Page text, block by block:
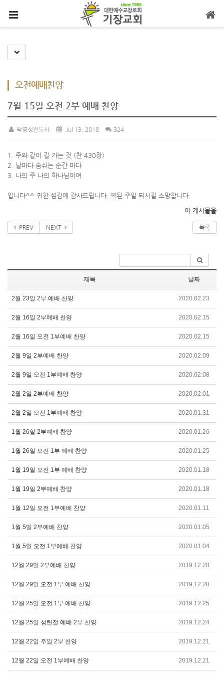
Toggle Dropdown
오전예배찬양
7월 15일 오전 2부 예배 찬양
탁영성전도사 Jul 13, 2018 324
1. 주와 같이 길 가는 것 (찬 430장)
2. 날마다 숨쉬는 순간 마다
3. 나의 주 나의 하나님이여
입니다^^ 귀한 섬김에 감사드립니다. 복된 주일 되시길 소망합니다.
이 게시물을
PREV NEXT 목록
제목 날짜
2월 23일 2부 예배 찬양 2020.02.23
2월 16일 2부예배 찬양 2020.02.15
2월 16일 오전 1부예배 찬양 2020.02.15
2월 9일 2부예배 찬양 2020.02.09
2월 9일 오전 1부예배 찬양 2020.02.08
2월 2일 2부예배 찬양 2020.02.01
2월 2일 오전 1부예배 찬양 2020.01.31
1월 26일 2부예배 찬양 2020.01.26
1월 26일 오전 1부 예배 찬양 2020.01.25
1월 19일 오전 1부 예배 찬양 2020.01.18
1월 19일 2부예배 찬양 2020.01.18
1월 12일 오전 1부예배 찬양 2020.01.11
1월 5일 2부예배 찬양 2020.01.05
1월 5일 오전 1부예배 찬양 2020.01.04
12월 29일 2부예배 찬양 2019.12.28
12월 29일 오전 1부 예배 찬양 2019.12.28
12월 25일 오전 1부 예배 찬양 2019.12.25
12월 25일 성탄절 예배 2부 찬양 2019.12.24
12월 22일 주일 2부 찬양 2019.12.21
12월 22일 오전 1부예배 찬양 2019.12.21